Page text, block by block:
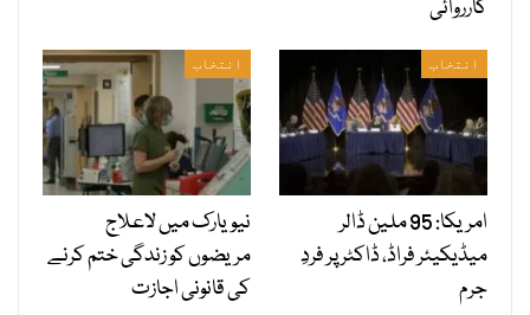
کارروائی
انتخاب
امریکا: 95 ملین ڈالر
میڈیکیئر فراڈ، ڈاکٹر پر فردِ
جرم
انتخاب
نیویارک میں لاعلاج
مریضوں کو زندگی ختم کرنے
کی قانونی اجازت